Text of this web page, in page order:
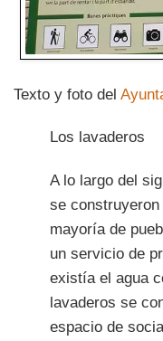
Texto y foto del
Los lavaderos
A lo largo del
se
mayoría de
un servicio de
existía el agua
lavaderos se
espacio de